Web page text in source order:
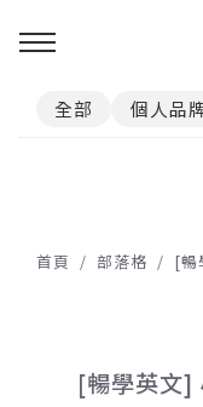
全部 個人品
首頁 部落格 [暢
[暢學英文]